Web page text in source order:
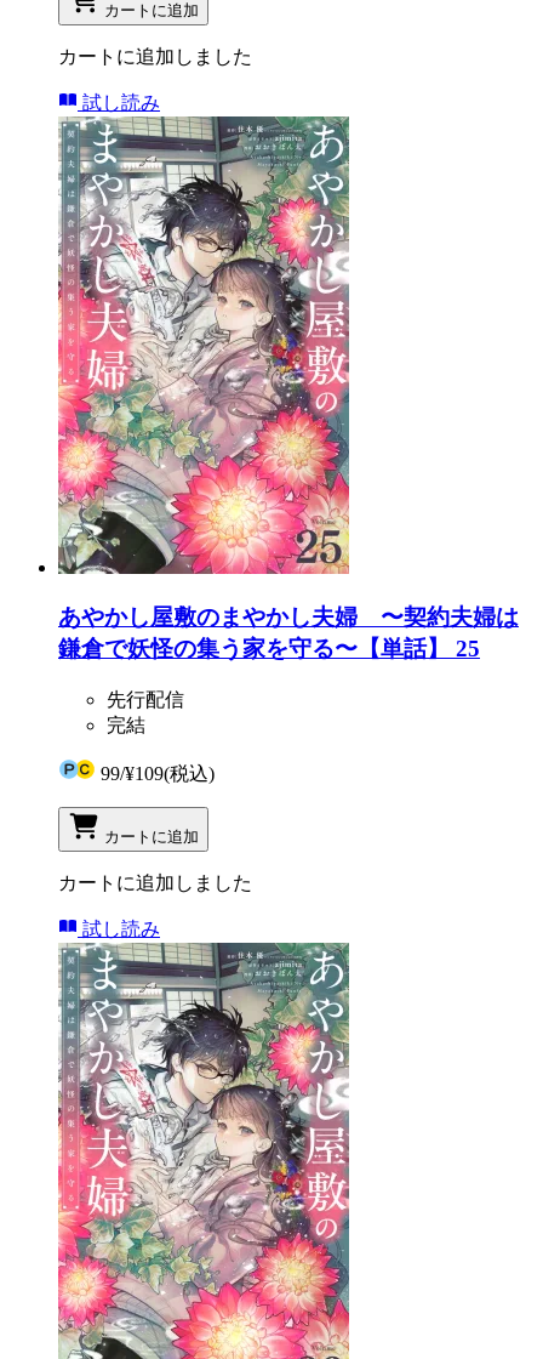
カートに追加
カートに追加しました
試し読み
あやかし屋敷のまやかし夫婦 〜契約夫婦は
鎌倉で妖怪の集う家を守る〜【単話】 25
先行配信
完結
99/¥109(税込)
カートに追加
カートに追加しました
試し読み